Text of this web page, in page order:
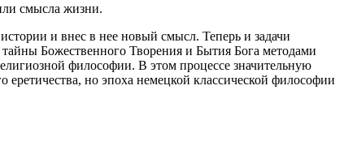
смысла жизни.
и внес в нее новый смысл. Теперь и задачи
Божественного Творения и Бытия Бога методами
философии. В этом процессе значительную
но эпоха немецкой классической философии